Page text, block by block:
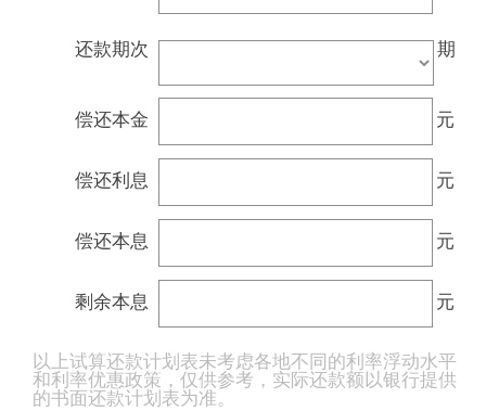
还款期次 期
偿还本金 元
偿还利息 元
偿还本息 元
剩余本息 元
以上试算还款计划表未考虑各地不同的利率浮动水平
和利率优惠政策，仅供参考，实际还款额以银行提供
的书面还款计划表为准。